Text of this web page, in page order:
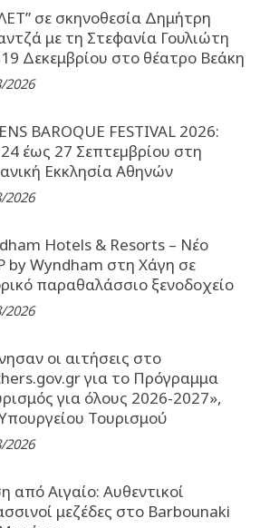
σε σκηνοθεσία Δημήτρη
με τη Στεφανία Γουλιώτη
Δεκεμβρίου στο θέατρο Βεάκη
2026
BAROQUE FESTIVAL 2026:
έως 27 Σεπτεµβρίου στη
Εκκλησία Αθηνών
2026
Hotels & Resorts – Νέο
by Wyndham στη Χάγη σε
παραθαλάσσιο ξενοδοχείο
2026
οι αιτήσεις στο
για το Πρόγραμμα
για όλους 2026-2027»,
Τουρισμού
2026
από Αιγαίο: Αυθεντικοί
μεζέδες στο Barbounaki